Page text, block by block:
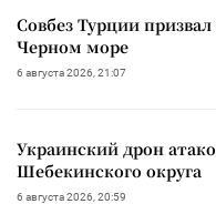
Совбез Турции
Черном море
6 августа 2026, 21:07
Украинский дрон
Шебекинского округа
6 августа 2026, 20:59